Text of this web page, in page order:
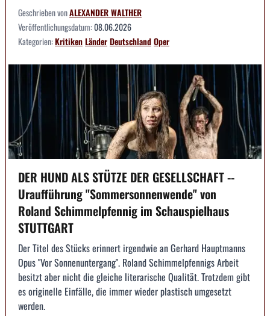
Geschrieben vonALEXANDER WALTHER
Veröffentlichungsdatum:08.06.2026
Kategorien:KritikenLänderDeutschlandOper
DER HUND ALS STÜTZE DER GESELLSCHAFT --
Uraufführung "Sommersonnenwende" von
Roland Schimmelpfennig im Schauspielhaus
STUTTGART
Der Titel des Stücks erinnert irgendwie an Gerhard Hauptmanns
Opus "Vor Sonnenuntergang". Roland Schimmelpfennigs Arbeit
besitzt aber nicht die gleiche literarische Qualität. Trotzdem gibt
es originelle Einfälle, die immer wieder plastisch umgesetzt
werden.